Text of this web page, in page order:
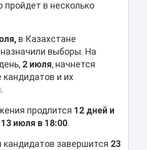
пройдет в несколько
в Казахстане
выборы. На
2 июля, начнется
и их
продлится 12 дней и
июля в 18:00.
кандидатов завершится 23